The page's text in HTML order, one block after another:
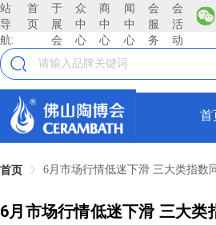
站
导
航:
首
页
于
展
会
众
中
心
商
中
心
闻
中
心
会
服
务
会
活
动
首
首页 6月市场行情低迷下滑 三大类指数
6月市场行情低迷下滑 三大类